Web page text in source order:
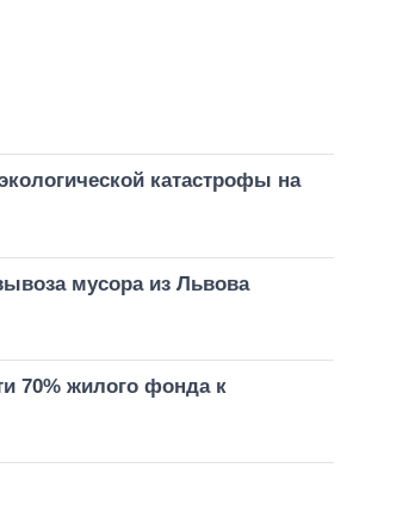
катастрофы на
мусора из Львова
70% жилого фонда к